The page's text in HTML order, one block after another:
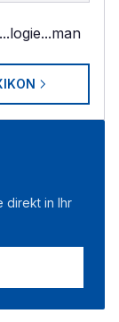
...logie...man
direkt in Ihr